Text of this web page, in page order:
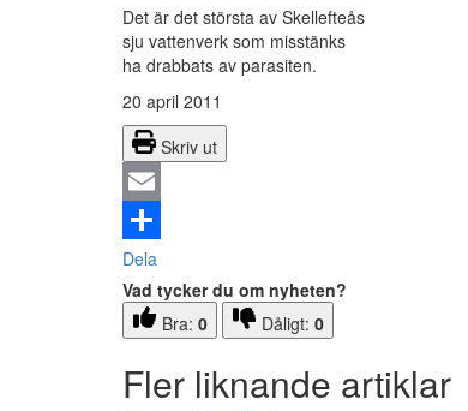
Det är det största av Skellefteås
sju vattenverk som misstänks
ha drabbats av parasiten.
20 april 2011
Skriv ut
Email
Dela
Vad tycker du om nyheten?
Bra: 0 Dåligt: 0
Fler liknande artiklar